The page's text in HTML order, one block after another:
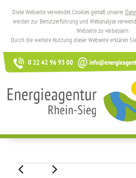
0 22 42 96 93 00 @
Veranstaltungen
Diese Webseite verwendet Cookies gemäß unserer
werden zur Benutzerführung und Webanalyse
Webseite zu verbessern.
Durch die weitere Nutzung dieser Webseite erklären